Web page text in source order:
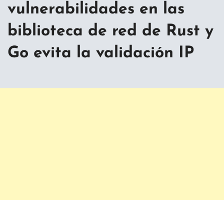
vulnerabilidades en las
biblioteca de red de Rust y
Go evita la validación IP